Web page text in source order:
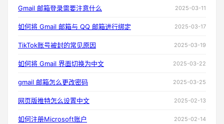
Gmail 邮箱登录需要注意什么 2025-03-11
如何将 Gmail 邮箱与 QQ 邮箱进行绑定 2025-03-17
TikTok账号被封的常见原因 2025-03-19
如何将 Gmail 界面切换为中文 2025-03-22
gmail 邮箱怎么更改密码 2025-03-25
网页版推特怎么设置中文 2025-02-13
如何注册Microsoft账户 2025-02-14